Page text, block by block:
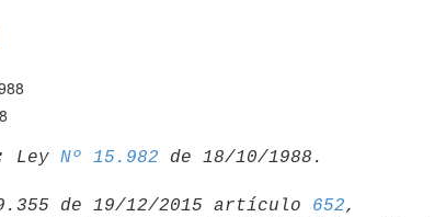
Ley Nº 15.982
de 19/12/2015 artículo 652,